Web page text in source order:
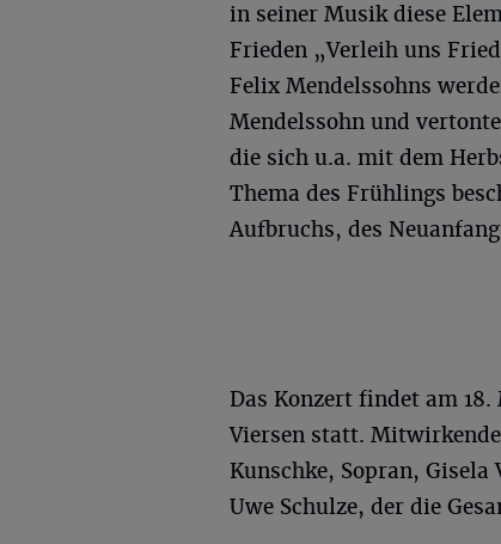
in seiner Musik diese
Frieden „Verleih uns
Felix Mendelssohns
Mendelssohn und
die sich u.a. mit dem
Thema des Frühlings
Aufbruchs, des
Das Konzert findet am
Viersen statt.
Kunschke, Sopran,
Uwe Schulze, der die